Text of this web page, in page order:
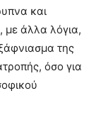
και
με άλλα λόγια,
της
όσο για